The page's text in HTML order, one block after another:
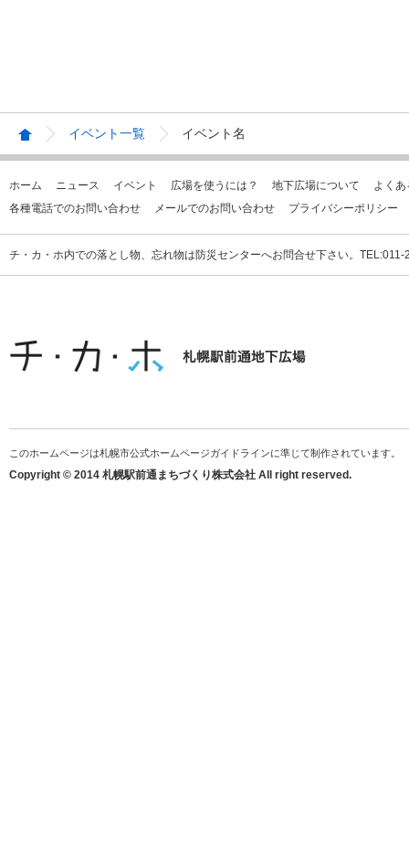
イベント一覧 イベント名
ホーム ニュース イベント 広場を使うには？ 地下広場について
よく
各種電話でのお問い合わせ
メールでのお問い合わせ プライバシーポリシー
チ・カ・ホ内での落とし物、忘れ物は防災センターへお問合せ下さい。
このホームページは札幌市公式ホームページガイドラインに準じて制作されています。
Copyright © 2014 札幌駅前通まちづくり株式会社 All right reserved.